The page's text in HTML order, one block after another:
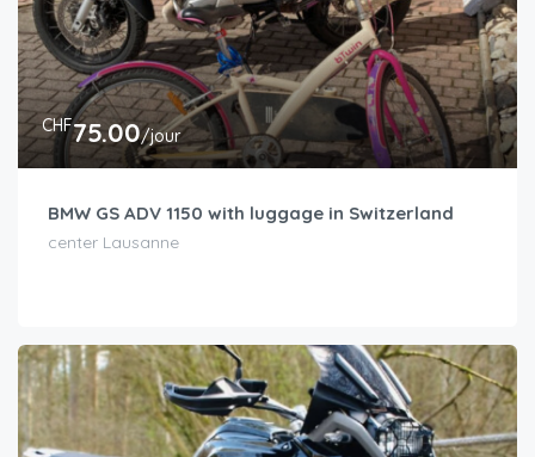
CHF75.00/jour
BMW GS ADV 1150 with luggage in Switzerland
center Lausanne